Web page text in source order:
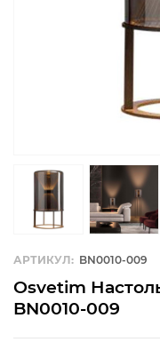
АРТИКУЛ: BN0010-009
Osvetim
BN0010-009